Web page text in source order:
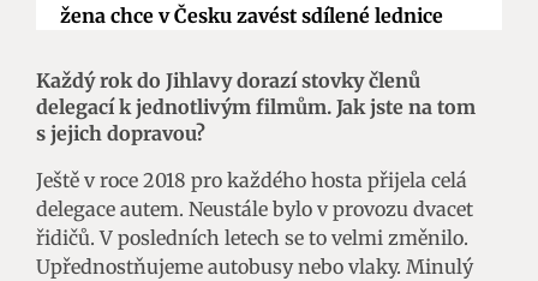
žena chce v Česku zavést sdílené lednice
Každý rok do Jihlavy dorazí stovky členů
delegací k jednotlivým filmům. Jak jste na tom
s jejich dopravou?
Ještě v roce 2018 pro každého hosta přijela celá
delegace autem. Neustále bylo v provozu dvacet
řidičů. V posledních letech se to velmi změnilo.
Upřednostňujeme autobusy nebo vlaky. Minulý